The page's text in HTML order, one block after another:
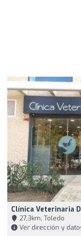
Clínica Veterinaria
27,3km, Toledo
Ver dirección y